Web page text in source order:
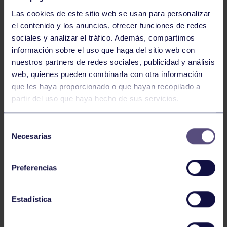
Las cookies de este sitio web se usan para personalizar
el contenido y los anuncios, ofrecer funciones de redes
sociales y analizar el tráfico. Además, compartimos
información sobre el uso que haga del sitio web con
nuestros partners de redes sociales, publicidad y análisis
web, quienes pueden combinarla con otra información
que les haya proporcionado o que hayan recopilado a
partir del uso que haya hecho de sus servicios.
Necesarias
Preferencias
Estadística
Baloncesto
ÚLTIMOS RESULTADOS DE LA SECCIÓN
Baloncesto